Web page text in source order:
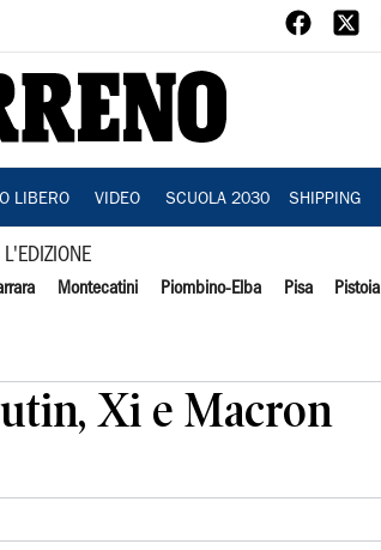
LIBERO VIDEO SCUOLA 2030 SHIPPING
L'EDIZIONE
Montecatini Piombino-Elba Pisa Pistoia
Xi e Macron